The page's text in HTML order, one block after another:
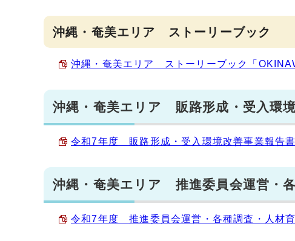
沖縄・奄美エリア ストーリーブック
沖縄・奄美エリア ストーリーブック「
沖縄・奄美エリア 販路形成・受入環
令和7年度 販路形成・受入環境改善事業報告
沖縄・奄美エリア 推進委員会運営・
令和7年度 推進委員会運営・各種調査・人材